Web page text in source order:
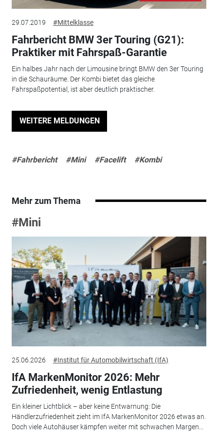
29.07.2019 #Mittelklasse
Fahrbericht BMW 3er Touring (G21):
Praktiker mit Fahrspaß-Garantie
Ein halbes Jahr nach der Limousine bringt BMW den 3er Touring
in die Schauräume. Der Kombi bietet das gleiche
Fahrspaßpotential, ist aber deutlich praktischer.
WEITERE MELDUNGEN
#Fahrbericht #Mini #Facelift #Kombi
Mehr zum Thema
#Mini
25.06.2026 #Institut für Automobilwirtschaft (IfA)
IfA MarkenMonitor 2026: Mehr
Zufriedenheit, wenig Entlastung
Ein kleiner Lichtblick – aber keine Entwarnung: Die
Händlerzufriedenheit zieht im IfA MarkenMonitor 2026 etwas an.
Doch viele Autohäuser kämpfen weiter mit schwachen Margen...